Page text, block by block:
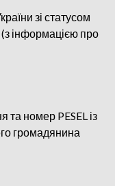
зі статусом
інформацією про
та номер PESEL із
громадянина